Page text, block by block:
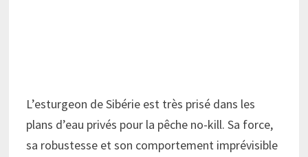
L’esturgeon de Sibérie est très prisé dans les
plans d’eau privés pour la pêche no-kill. Sa force,
sa robustesse et son comportement imprévisible